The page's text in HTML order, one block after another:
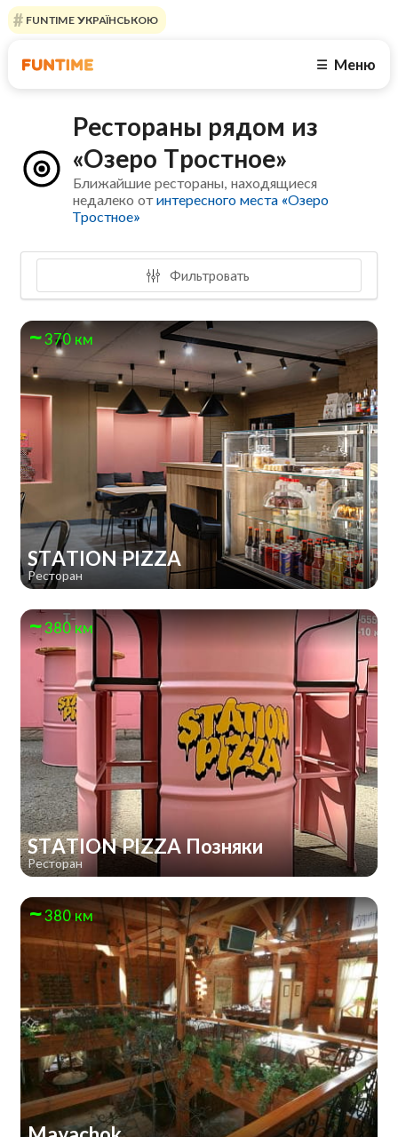
FUNTIME УКРАЇНСЬКОЮ
☰ Меню
Рестораны рядом из
«Озеро Тростное»
Ближайшие рестораны, находящиеся
недалеко отинтересного места «Озеро
Тростное»
Фильтровать
370 км
STATION PIZZA
Ресторан
380 км
STATION PIZZA Позняки
Ресторан
380 км